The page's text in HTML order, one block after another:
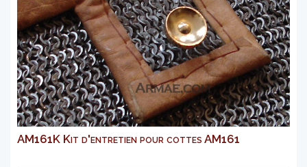
AM161K Kit d'entretien pour cottes AM161